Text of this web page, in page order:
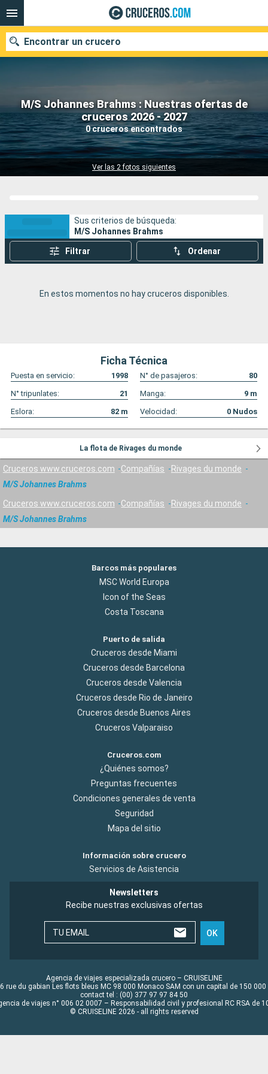
M/S Johannes Brahms : Nuestras ofertas de
cruceros 2026 - 2027
0 cruceros encontrados
Ver las 2 fotos siguientes
Encontrar un crucero
Nuestros destinos
Fecha de salida
Sus criterios de búsqueda:
M/S Johannes Brahms
Filtrar Ordenar
En estos momentos no hay cruceros disponibles.
Ficha Técnica
Puesta en servicio: 1998 N° de pasajeros:
80
N° tripunlates:
21 Manga: 9 m
Eslora:
82 m Velocidad: 0 Nudos
La flota de Rivages du monde
Cruceros www.cruceros.com Compañías
Rivages du monde
M/S Johannes Brahms
Cruceros www.cruceros.com Compañías
Rivages du monde
M/S Johannes Brahms
Barcos más populares
MSC World Europa
Icon of the Seas
Costa Toscana
Puerto de salida
Cruceros desde Miami
Cruceros desde Barcelona
Cruceros desde Valencia
Cruceros desde Rio de Janeiro
Cruceros desde Buenos Aires
Cruceros Valparaiso
Cruceros.com
¿Quiénes somos?
Preguntas frecuentes
Condiciones generales de venta
Seguridad
Mapa del sitio
Información sobre crucero
Servicios de Asistencia
Newsletters
Recibe nuestras exclusivas ofertas
TU EMAIL OK
Agencia de viajes especializada crucero – CRUISELINE
rue du gabian Les flots bleus MC 98 000 Monaco SAM con un capital de 150 000
contact tel : (00) 377 97 97 84 50
de viajes n° 006 02 0007 – Responsabilidad civil y profesional RC RSA de
© CRUISELINE 2026 - all rights reserved